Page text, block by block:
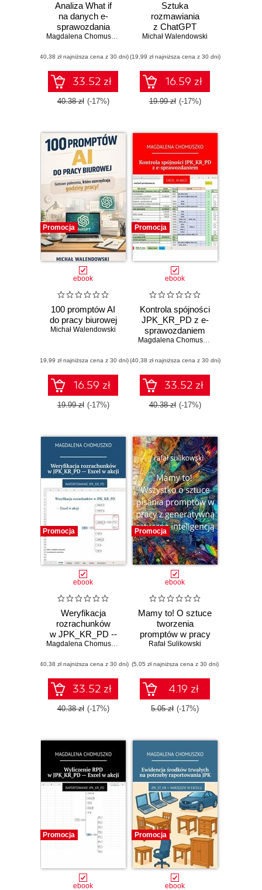
Analiza What if
na danych e-
sprawozdania
finasowego
Magdalena Chomuszko
(40,38 zł najniższa cena z 30 dni)
33.52 zł
40.38 zł (-17%)
Sztuka
rozmawiania
z ChatGPT
Michał Walendowski
(19,99 zł najniższa cena z 30 dni)
16.59 zł
19.99 zł (-17%)
Promocja
ebook
100 promptów AI
do pracy biurowej
Michał Walendowski
(19,99 zł najniższa cena z 30 dni)
16.59 zł
19.99 zł (-17%)
Promocja
ebook
Kontrola spójności
JPK_KR_PD z e-
sprawozdaniem
Magdalena Chomuszko
(40,38 zł najniższa cena z 30 dni)
33.52 zł
40.38 zł (-17%)
Promocja
ebook
Weryfikacja
rozrachunków
w JPK_KR_PD --
Excel w akcji Magdalena Chomuszko
(40,38 zł najniższa cena z 30 dni)
33.52 zł
40.38 zł (-17%)
Promocja
ebook
Mamy to! O sztuce
tworzenia
promptów w pracy
z generatywną
inteligencją
Rafał Sulikowski
(5,05 zł najniższa cena z 30 dni)
4.19 zł
5.05 zł (-17%)
Promocja
ebook
Promocja
ebook